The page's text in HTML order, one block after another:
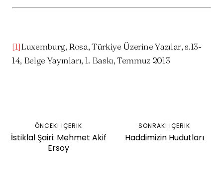
[1]Luxemburg, Rosa, Türkiye Üzerine Yazılar, s.13-
14, Belge Yayınları, 1. Baskı, Temmuz 2013
ÖNCEKI İÇERIK
İstiklal Şairi: Mehmet Akif
Ersoy
SONRAKI İÇERIK
Haddimizin Hudutları